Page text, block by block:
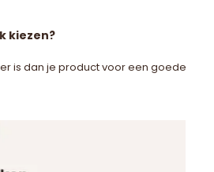
kiezen?
is dan je product voor een goede